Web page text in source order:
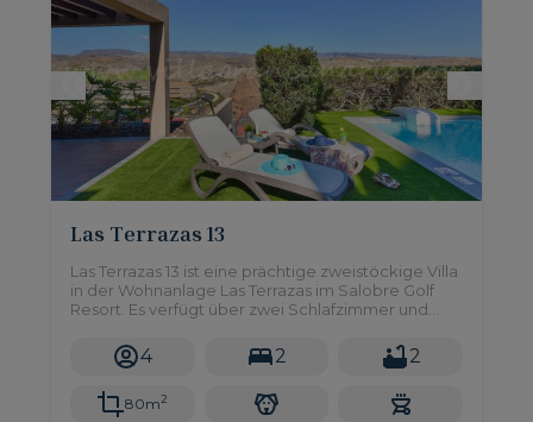
Las Terrazas 13
Las Terrazas 13 ist eine prächtige zweistöckige Villa
in der Wohnanlage Las Terrazas im Salobre Golf
Resort. Es verfügt über zwei Schlafzimmer und
4 2 2
80m2